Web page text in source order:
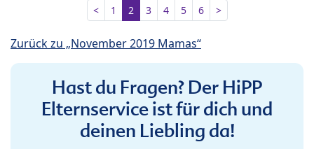
< 1 2 3 4 5 6 >
Zurück zu „November 2019 Mamas“
Hast du Fragen? Der HiPP
Elternservice ist für dich und
deinen Liebling da!